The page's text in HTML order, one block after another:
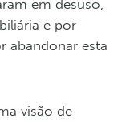
em desuso,
e por
abandonar esta
visão de